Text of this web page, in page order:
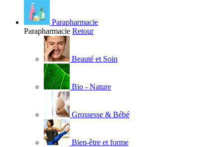
Parapharmacie
Parapharmacie Retour
Beauté et Soin
Bio - Nature
Grossesse & Bébé
Bien-être et forme